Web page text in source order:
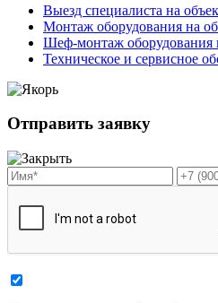
Выезд специалиста на
Монтаж оборудования на
Шеф-монтаж оборудования
Техническое и сервисное
Отправить заявку